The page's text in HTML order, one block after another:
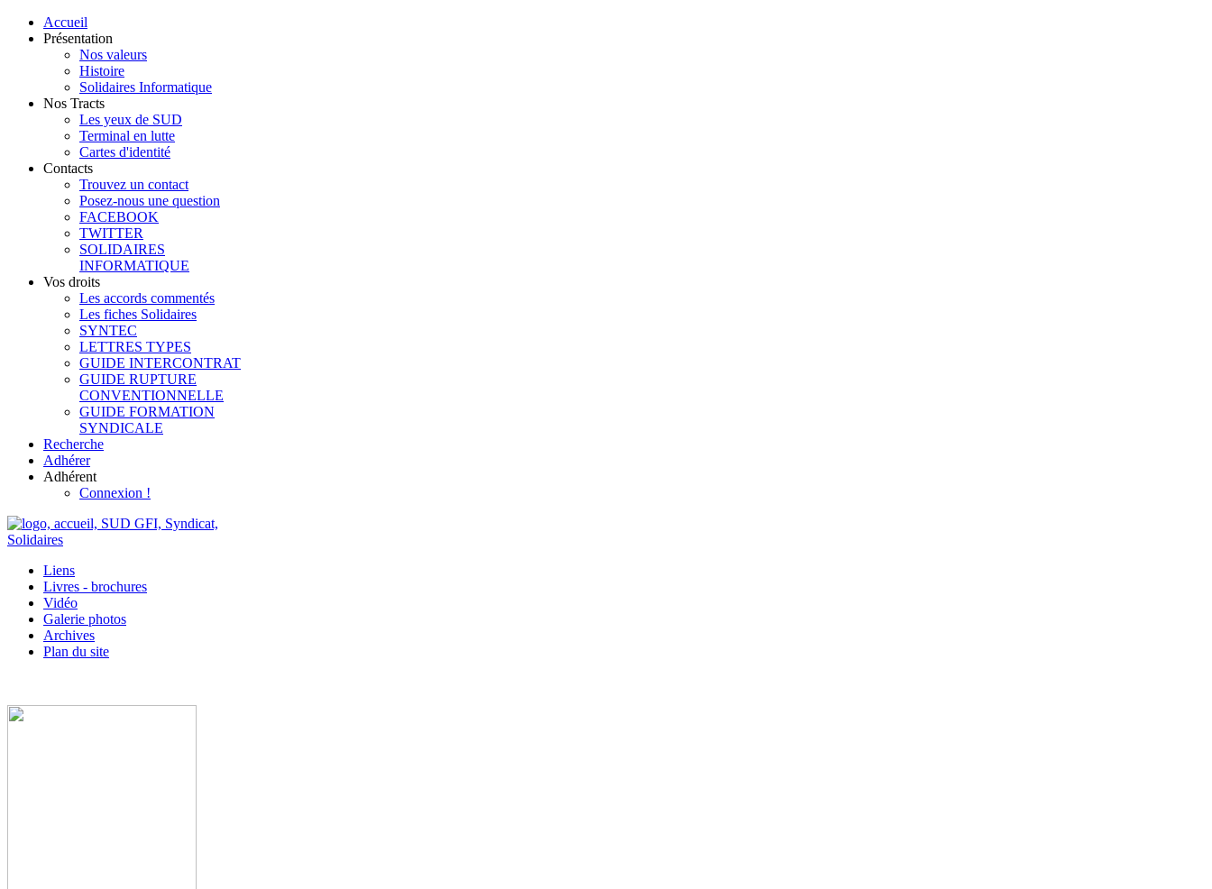
Accueil
Présentation
Nos valeurs
Histoire
Solidaires Informatique
Nos Tracts
Les yeux de SUD
Terminal en lutte
Cartes d'identité
Contacts
Trouvez un contact
Posez-nous une question
FACEBOOK
TWITTER
SOLIDAIRES
INFORMATIQUE
Vos droits
Les accords commentés
Les fiches Solidaires
SYNTEC
LETTRES TYPES
GUIDE INTERCONTRAT
GUIDE RUPTURE
CONVENTIONNELLE
GUIDE FORMATION
SYNDICALE
Recherche
Adhérer
Adhérent
Connexion !
Liens
Livres - brochures
Vidéo
Galerie photos
Archives
Plan du site